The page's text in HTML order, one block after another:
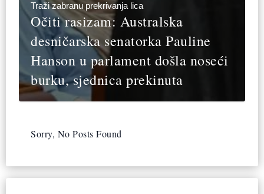
Traži zabranu prekrivanja lica
Očiti rasizam: Australska
desničarska senatorka Pauline
Hanson u parlament došla noseći
burku, sjednica prekinuta
Sorry, No Posts Found